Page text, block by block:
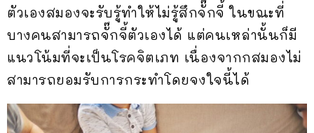
ตัวเองสมองจะรับรู้ทำให้ไม่รู้สึกจั๊กจี้ ในขณะที่
บางคนสามารถจั๊กจี้ตัวเองได้ แต่คนเหล่านั้นก็มี
แนวโน้มที่จะเป็นโรคจิตเภท เนื่องจากกสมองไม่
สามารถยอมรับการกระทำโดยจงใจนี้ได้